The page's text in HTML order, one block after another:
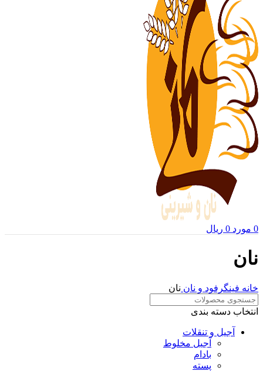
0 مورد 0 ریال
نان
خانه فینگرفود و نان‌ نان
انتخاب دسته بندی
آجیل و تنقلات
آجیل مخلوط
بادام
پسته